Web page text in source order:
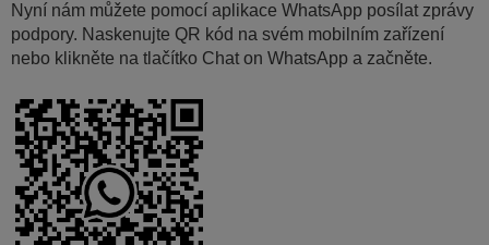
Nyní nám můžete pomocí aplikace WhatsApp posílat zprávy
podpory. Naskenujte QR kód na svém mobilním zařízení
nebo klikněte na tlačítko Chat on WhatsApp a začněte.